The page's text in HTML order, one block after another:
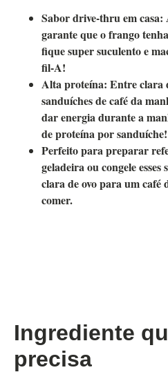
Sabor drive-thru em casa:
garante que o frango
fique super suculento e
fil-A!
Alta proteína: Entre clara
sanduíches de café da
dar energia durante a
de proteína por sanduíche!
Perfeito para preparar
geladeira ou congele
clara de ovo para um café
comer.
Ingrediente
precisa